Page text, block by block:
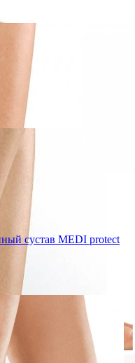
сустав MEDI protect